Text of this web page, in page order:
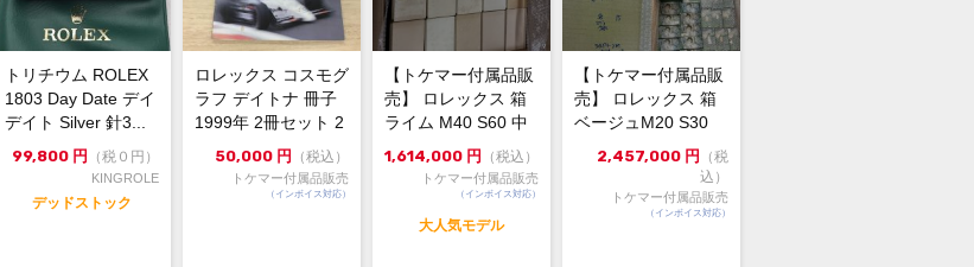
イボリーダイアルです。
針も6本付いています。
同年他の文字盤に交換してから一切開けて
ません。
価格も交換時の費用位で出品してますの
で、欲しい方いらっしゃれば御検討の程よ
ろしくお願いいたします！
トリチウム ROLEX
1803 Day Date デイ
デイト Silver 針3...
99,800 円 （税０円）
KINGROLE
デッドストック
ロレックス コスモグ
ラフ デイトナ 冊子
1999年 2冊セット 2
0230417-1
50,000 円 （税込）
トケマー付属品販売
（インボイス対応）
【トケマー付属品販
売】 ロレックス 箱
ライム M40 S60 中
古セット 202...
1,614,000 円 （税込）
トケマー付属品販売
（インボイス対応）
大人気モデル
【トケマー付属品販
売】 ロレックス 箱
ベージュM20 S30
岩51 岩マクラ劣化...
2,457,000 円
（税
込）
トケマー付属品販売
（インボイス対応）